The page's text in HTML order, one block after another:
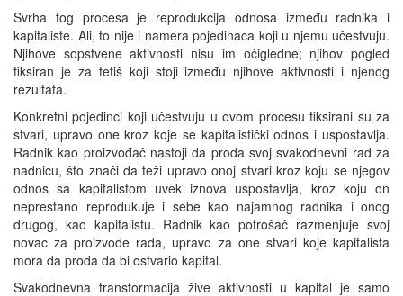
Svrha tog procesa je reprodukcija odnosa između radnika i
kapitaliste. Ali, to nije i namera pojedinaca koji u njemu učestvuju.
Njihove sopstvene aktivnosti nisu im očigledne; njihov pogled
fiksiran je za fetiš koji stoji između njihove aktivnosti i njenog
rezultata.
Konkretni pojedinci koji učestvuju u ovom procesu fiksirani su za
stvari, upravo one kroz koje se kapitalistički odnos i uspostavlja.
Radnik kao proizvođač nastoji da proda svoj svakodnevni rad za
nadnicu, što znači da teži upravo onoj stvari kroz koju se njegov
odnos sa kapitalistom uvek iznova uspostavlja, kroz koju on
neprestano reprodukuje i sebe kao najamnog radnika i onog
drugog, kao kapitalistu. Radnik kao potrošač razmenjuje svoj
novac za proizvode rada, upravo za one stvari koje kapitalista
mora da proda da bi ostvario kapital.
Svakodnevna transformacija žive aktivnosti u kapital je samo